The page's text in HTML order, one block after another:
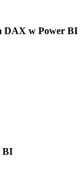
DAX w Power BI
BI